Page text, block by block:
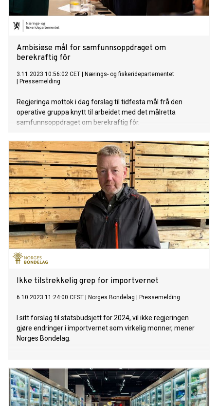
Ambisiøse mål for samfunnsoppdraget om
berekraftig fôr
3.11.2023 10:56:02 CET
Nærings- og fiskeridepartementet
Pressemelding
Regjeringa mottok i dag forslag til tidfesta mål frå den
operative gruppa knytt til arbeidet med det målretta
samfunnsoppdraget om berekraftig fôr.
Ikke tilstrekkelig grep for importvernet
6.10.2023 11:24:00 CEST Norges Bondelag Pressemelding
I sitt forslag til statsbudsjett for 2024, vil ikke regjeringen
gjøre endringer i importvernet som virkelig monner, mener
Norges Bondelag.